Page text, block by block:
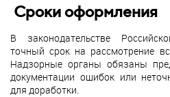
Сроки оформления
В законодательстве
точный срок на рассмотрение
Надзорные органы обязаны
документации ошибок или
для доработки.